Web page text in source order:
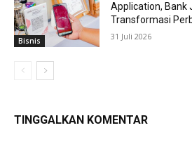
Bisnis
Application, Bank
Transformasi
31 Juli 2026
TINGGALKAN KOMENTAR